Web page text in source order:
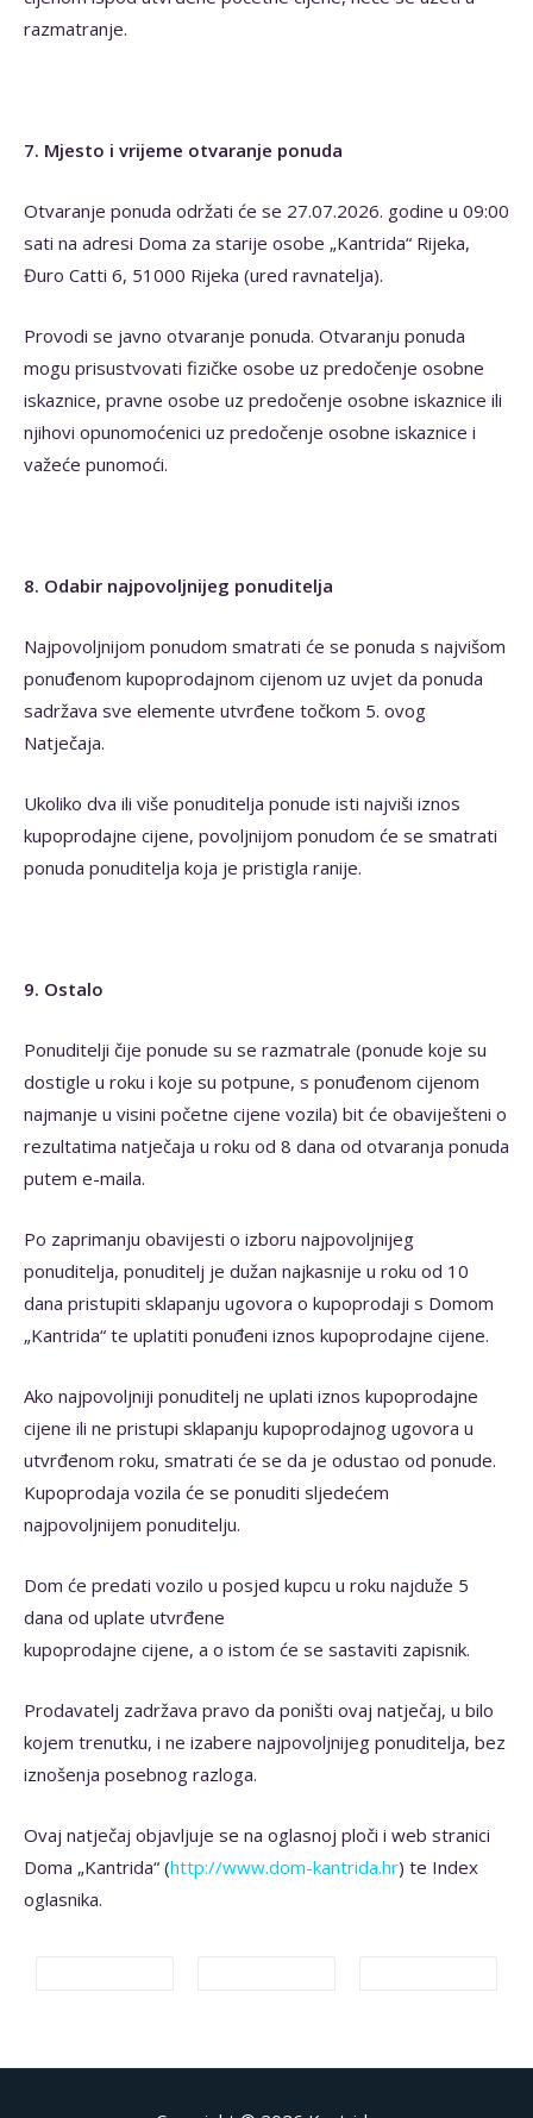
razmatranje.
7. Mjesto i vrijeme otvaranje ponuda
Otvaranje ponuda održati će se 27.07.2026. godine u 09:00
sati na adresi Doma za starije osobe „Kantrida“ Rijeka,
Đuro Catti 6, 51000 Rijeka (ured ravnatelja).
Provodi se javno otvaranje ponuda. Otvaranju ponuda
mogu prisustvovati fizičke osobe uz predočenje osobne
iskaznice, pravne osobe uz predočenje osobne iskaznice ili
njihovi opunomoćenici uz predočenje osobne iskaznice i
važeće punomoći.
8. Odabir najpovoljnijeg ponuditelja
Najpovoljnijom ponudom smatrati će se ponuda s najvišom
ponuđenom kupoprodajnom cijenom uz uvjet da ponuda
sadržava sve elemente utvrđene točkom 5. ovog
Natječaja.
Ukoliko dva ili više ponuditelja ponude isti najviši iznos
kupoprodajne cijene, povoljnijom ponudom će se smatrati
ponuda ponuditelja koja je pristigla ranije.
9. Ostalo
Ponuditelji čije ponude su se razmatrale (ponude koje su
dostigle u roku i koje su potpune, s ponuđenom cijenom
najmanje u visini početne cijene vozila) bit će obaviješteni o
rezultatima natječaja u roku od 8 dana od otvaranja ponuda
putem e-maila.
Po zaprimanju obavijesti o izboru najpovoljnijeg
ponuditelja, ponuditelj je dužan najkasnije u roku od 10
dana pristupiti sklapanju ugovora o kupoprodaji s Domom
„Kantrida“ te uplatiti ponuđeni iznos kupoprodajne cijene.
Ako najpovoljniji ponuditelj ne uplati iznos kupoprodajne
cijene ili ne pristupi sklapanju kupoprodajnog ugovora u
utvrđenom roku, smatrati će se da je odustao od ponude.
Kupoprodaja vozila će se ponuditi sljedećem
najpovoljnijem ponuditelju.
Dom će predati vozilo u posjed kupcu u roku najduže 5
dana od uplate utvrđene
kupoprodajne cijene, a o istom će se sastaviti zapisnik.
Prodavatelj zadržava pravo da poništi ovaj natječaj, u bilo
kojem trenutku, i ne izabere najpovoljnijeg ponuditelja, bez
iznošenja posebnog razloga.
Ovaj natječaj objavljuje se na oglasnoj ploči i web stranici
Doma „Kantrida“ (http://www.dom-kantrida.hr) te Index
oglasnika.